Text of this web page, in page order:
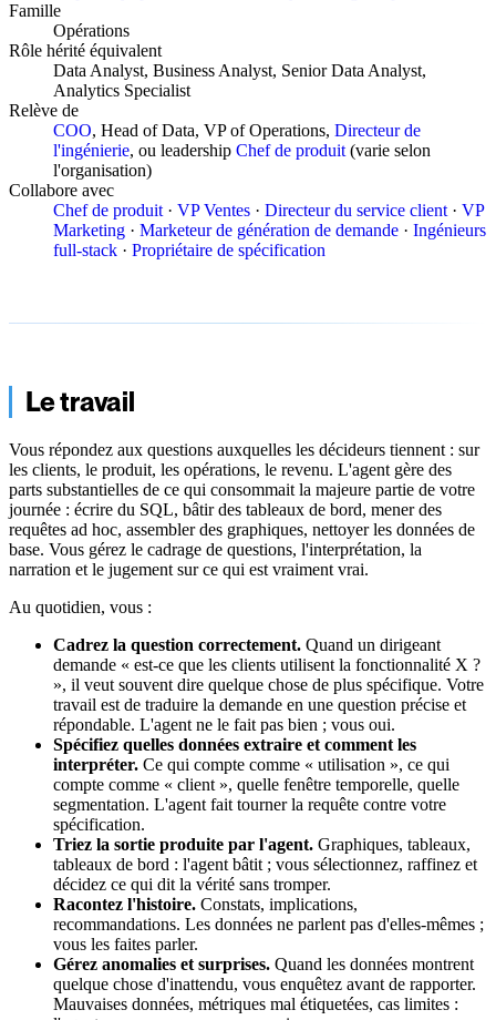
Famille
Opérations
Rôle hérité équivalent
Data Analyst, Business Analyst, Senior Data Analyst,
Analytics Specialist
Relève de
COO, Head of Data, VP of Operations, Directeur de
l'ingénierie, ou leadership Chef de produit (varie selon
l'organisation)
Collabore avec
Chef de produit · VP Ventes · Directeur du service client · VP
Marketing · Marketeur de génération de demande · Ingénieurs
full-stack · Propriétaire de spécification
Le travail
Vous répondez aux questions auxquelles les décideurs tiennent : sur
les clients, le produit, les opérations, le revenu. L'agent gère des
parts substantielles de ce qui consommait la majeure partie de votre
journée : écrire du SQL, bâtir des tableaux de bord, mener des
requêtes ad hoc, assembler des graphiques, nettoyer les données de
base. Vous gérez le cadrage de questions, l'interprétation, la
narration et le jugement sur ce qui est vraiment vrai.
Au quotidien, vous :
Cadrez la question correctement. Quand un dirigeant
demande « est-ce que les clients utilisent la fonctionnalité X ?
», il veut souvent dire quelque chose de plus spécifique. Votre
travail est de traduire la demande en une question précise et
répondable. L'agent ne le fait pas bien ; vous oui.
Spécifiez quelles données extraire et comment les
interpréter. Ce qui compte comme « utilisation », ce qui
compte comme « client », quelle fenêtre temporelle, quelle
segmentation. L'agent fait tourner la requête contre votre
spécification.
Triez la sortie produite par l'agent. Graphiques, tableaux,
tableaux de bord : l'agent bâtit ; vous sélectionnez, raffinez et
décidez ce qui dit la vérité sans tromper.
Racontez l'histoire. Constats, implications,
recommandations. Les données ne parlent pas d'elles-mêmes ;
vous les faites parler.
Gérez anomalies et surprises. Quand les données montrent
quelque chose d'inattendu, vous enquêtez avant de rapporter.
Mauvaises données, métriques mal étiquetées, cas limites :